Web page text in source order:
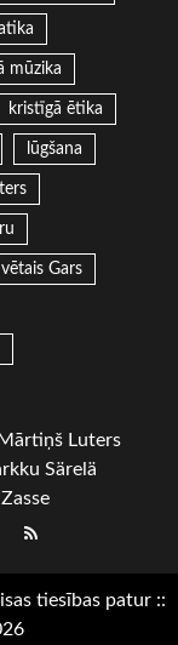
mūzika
kristīgā ētika
lūgšana
Gars
Mārtiņš Luters
Särelä
RSS
tiesības patur ::